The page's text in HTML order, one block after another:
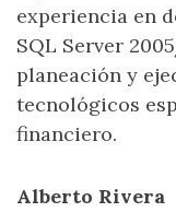
experiencia en
SQL Server
planeación y
tecnológicos
financiero.
Alberto Rivera